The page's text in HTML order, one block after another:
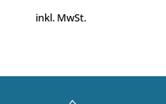
inkl. MwSt.